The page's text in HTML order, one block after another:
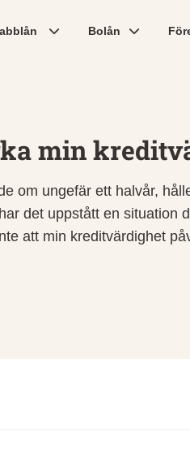
Bolån
min
om ungefär ett halvår,
det uppstått en situation
att min kreditvärdighet